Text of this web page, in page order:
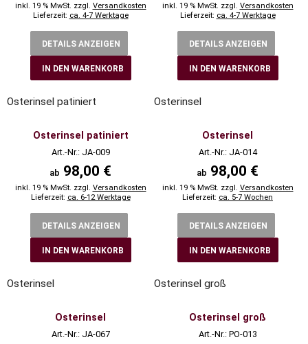
inkl. 19 % MwSt. zzgl. Versandkosten
Lieferzeit: ca. 4-7 Werktage
DETAILS ANZEIGEN
IN DEN WARENKORB
inkl. 19 % MwSt. zzgl. Versandkosten
Lieferzeit: ca. 4-7 Werktage
DETAILS ANZEIGEN
IN DEN WARENKORB
Osterinsel patiniert
Osterinsel patiniert
Art.-Nr.: JA-009
ab 98,00 €
inkl. 19 % MwSt. zzgl. Versandkosten
Lieferzeit: ca. 6-12 Werktage
DETAILS ANZEIGEN
IN DEN WARENKORB
Osterinsel
Osterinsel
Art.-Nr.: JA-014
ab 98,00 €
inkl. 19 % MwSt. zzgl. Versandkosten
Lieferzeit: ca. 5-7 Wochen
DETAILS ANZEIGEN
IN DEN WARENKORB
Osterinsel
Osterinsel
Art.-Nr.: JA-067
Osterinsel groß
Osterinsel groß
Art.-Nr.: PO-013